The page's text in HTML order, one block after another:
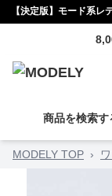
【決定版】モード系
商品を検索す
MODELY TOP ›